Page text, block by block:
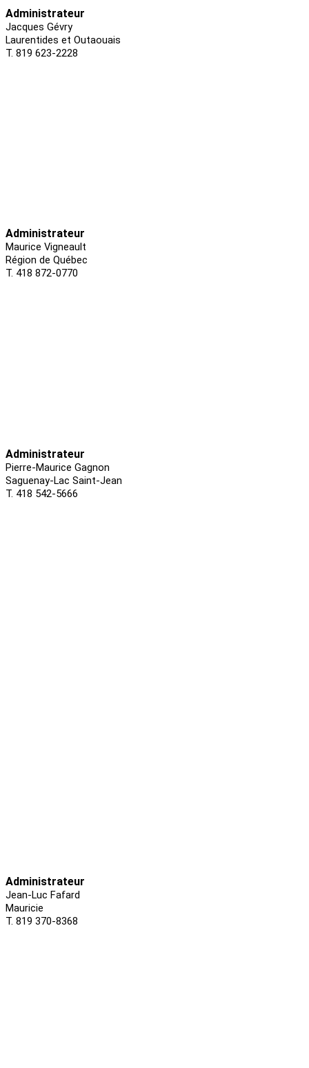
Administrateur
Jacques Gévry
Laurentides et Outaouais
T. 819 623-2228
Administrateur
Maurice Vigneault
Région de Québec
T. 418 872-0770
Administrateur
Pierre-Maurice Gagnon
Saguenay-Lac Saint-Jean
T. 418 542-5666
Administrateur
Jean-Luc Fafard
Mauricie
T. 819 370-8368